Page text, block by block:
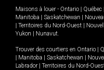
Maisons à louer - Ontario Québec
Manitoba
Saskatchewan
Territoires du Nord-Ouest
Yukon
Nunavut.
Trouver des courtiers en Ontario
Manitoba Saskatchewan
Labrador
Territoires du Nord-